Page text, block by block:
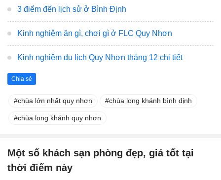
3 điểm đến lịch sử ở Bình Định
Kinh nghiệm ăn gì, chơi gì ở FLC Quy Nhơn
Kinh nghiệm du lịch Quy Nhơn tháng 12 chi tiết
Chia sẻ
chùa lớn nhất quy nhơn chùa long khánh bình định
chùa long khánh quy nhơn
Một số khách sạn phòng đẹp, giá tốt tại
thời điểm này